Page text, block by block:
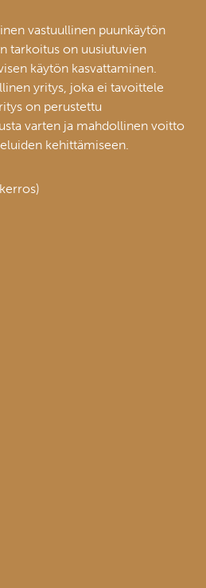
vastuullinen puunkäytön
tarkoitus on uusiutuvien
käytön kasvattaminen.
yritys, joka ei tavoittele
on perustettu
varten ja mahdollinen voitto
kehittämiseen.